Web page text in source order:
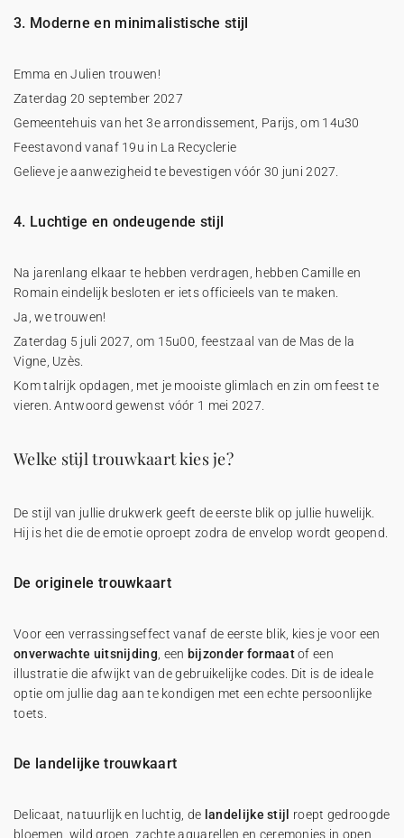
3. Moderne en minimalistische stijl
Emma en Julien trouwen!
Zaterdag 20 september 2027
Gemeentehuis van het 3e arrondissement, Parijs, om 14u30
Feestavond vanaf 19u in La Recyclerie
Gelieve je aanwezigheid te bevestigen vóór 30 juni 2027.
4. Luchtige en ondeugende stijl
Na jarenlang elkaar te hebben verdragen, hebben Camille en
Romain eindelijk besloten er iets officieels van te maken.
Ja, we trouwen!
Zaterdag 5 juli 2027, om 15u00, feestzaal van de Mas de la
Vigne, Uzès.
Kom talrijk opdagen, met je mooiste glimlach en zin om feest te
vieren. Antwoord gewenst vóór 1 mei 2027.
Welke stijl trouwkaart kies je?
De stijl van jullie drukwerk geeft de eerste blik op jullie huwelijk.
Hij is het die de emotie oproept zodra de envelop wordt geopend.
De originele trouwkaart
Voor een verrassingseffect vanaf de eerste blik, kies je voor een
onverwachte uitsnijding , een bijzonder formaatof een
illustratie die afwijkt van de gebruikelijke codes. Dit is de ideale
optie om jullie dag aan te kondigen met een echte persoonlijke
toets.
De landelijke trouwkaart
Delicaat, natuurlijk en luchtig, de landelijke stijl
roept gedroogde
bloemen, wild groen, zachte aquarellen en ceremonies in open